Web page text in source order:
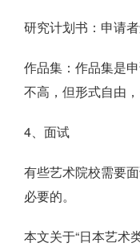
研究计划书：申请
作品集：作品集是
不高，但形式自由
4、面试
有些艺术院校需要
必要的。
本文关于“日本艺术